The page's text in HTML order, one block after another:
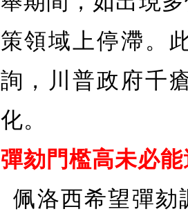
策領域上停滯。
詢，川普政府千
化。
彈劾門檻高未必
佩洛西希望彈